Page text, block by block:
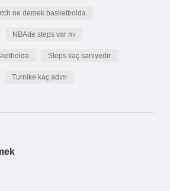
ne demek basketbolda
NBAde steps var mı
Steps kaç saniyedir
Turnike kaç adım